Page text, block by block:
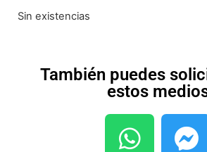
Sin existencias
También puedes
estos